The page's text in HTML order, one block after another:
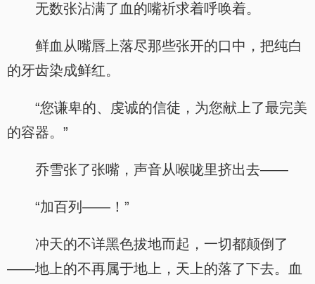
无数张沾满了血的嘴祈求着呼唤着。
鲜血从嘴唇上落尽那些张开的口中，把纯白
的牙齿染成鲜红。
“您谦卑的、虔诚的信徒，为您献上了最完美
的容器。”
乔雪张了张嘴，声音从喉咙里挤出去——
“加百列——！”
冲天的不详黑色拔地而起，一切都颠倒了
——地上的不再属于地上，天上的落了下去。血